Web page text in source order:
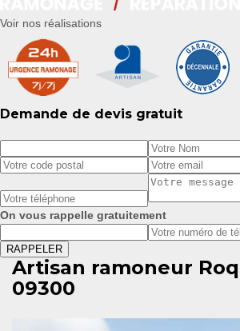
Voir nos réalisations
Demande de devis gratuit
On vous rappelle gratuitement
Artisan ramoneur
09300